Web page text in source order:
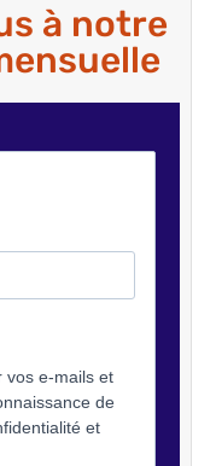
à notre